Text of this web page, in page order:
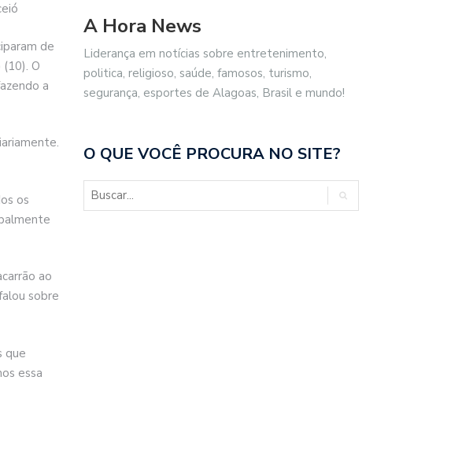
de
O
a
os
ao
sobre
que
essa
A Hora News
Liderança em notícias sobre entretenimento,
politica, religioso, saúde, famosos, turismo,
segurança, esportes de Alagoas, Brasil e mundo!
O QUE VOCÊ PROCURA NO SITE?